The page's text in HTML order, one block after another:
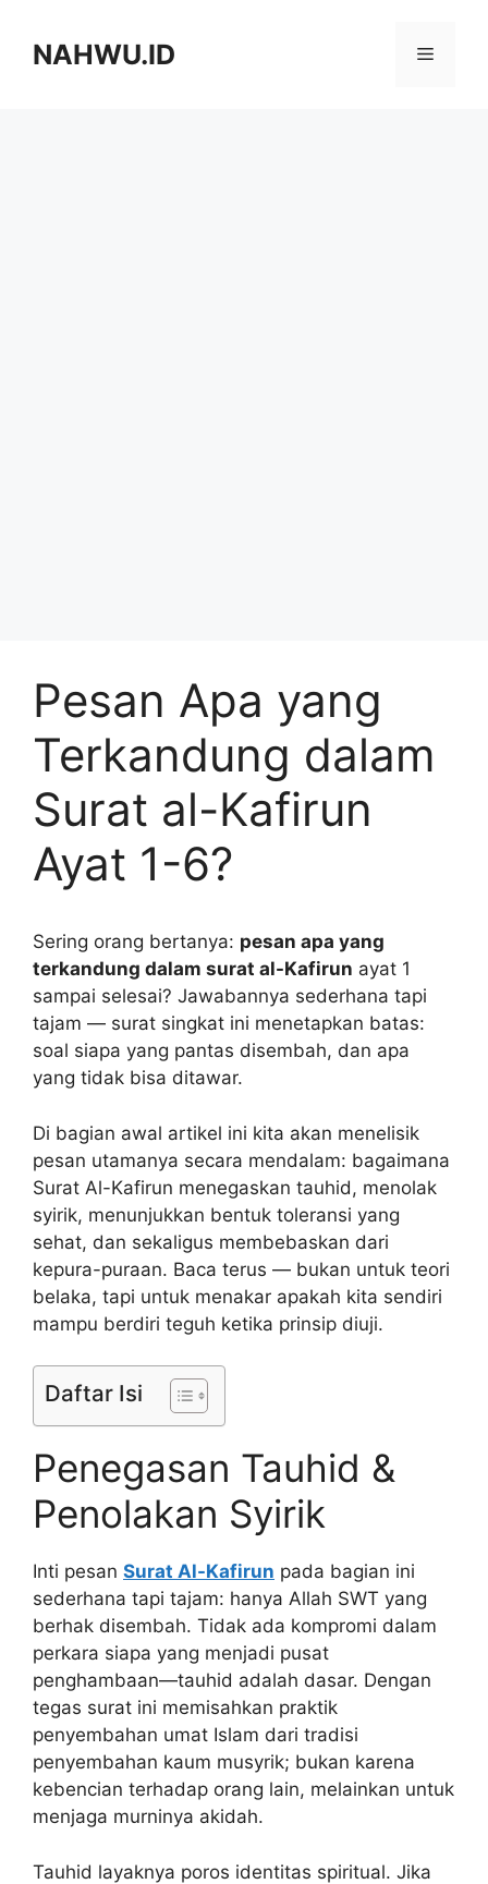
NAHWU.ID Menu
Pesan Apa yang
Terkandung dalam
Surat al-Kafirun
Ayat 1-6?
Sering orang bertanya: pesan apa yang
terkandung dalam surat al-Kafirun ayat 1
sampai selesai? Jawabannya sederhana tapi
tajam — surat singkat ini menetapkan batas:
soal siapa yang pantas disembah, dan apa
yang tidak bisa ditawar.
Di bagian awal artikel ini kita akan menelisik
pesan utamanya secara mendalam: bagaimana
Surat Al-Kafirun menegaskan tauhid, menolak
syirik, menunjukkan bentuk toleransi yang
sehat, dan sekaligus membebaskan dari
kepura-puraan. Baca terus — bukan untuk teori
belaka, tapi untuk menakar apakah kita sendiri
mampu berdiri teguh ketika prinsip diuji.
Daftar Isi
Penegasan Tauhid &
Penolakan Syirik
Inti pesan Surat Al-Kafirun pada bagian ini
sederhana tapi tajam: hanya Allah SWT yang
berhak disembah. Tidak ada kompromi dalam
perkara siapa yang menjadi pusat
penghambaan—tauhid adalah dasar. Dengan
tegas surat ini memisahkan praktik
penyembahan umat Islam dari tradisi
penyembahan kaum musyrik; bukan karena
kebencian terhadap orang lain, melainkan untuk
menjaga murninya akidah.
Tauhid layaknya poros identitas spiritual. Jika